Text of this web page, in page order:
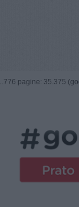
pagine: 35.375